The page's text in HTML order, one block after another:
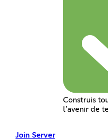
Construis
l’avenir de
Join Server